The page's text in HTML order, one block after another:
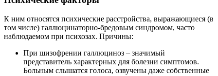
К ним относятся психические расстройства, выражающиеся (в
том числе) галлюцинаторно-бредовым синдромом, часто
наблюдаемом при психозах. Причины:
При шизофрении галлюциноз – значимый
представитель характерных для болезни симптомов.
Больным слышатся голоса, озвучены даже собственные